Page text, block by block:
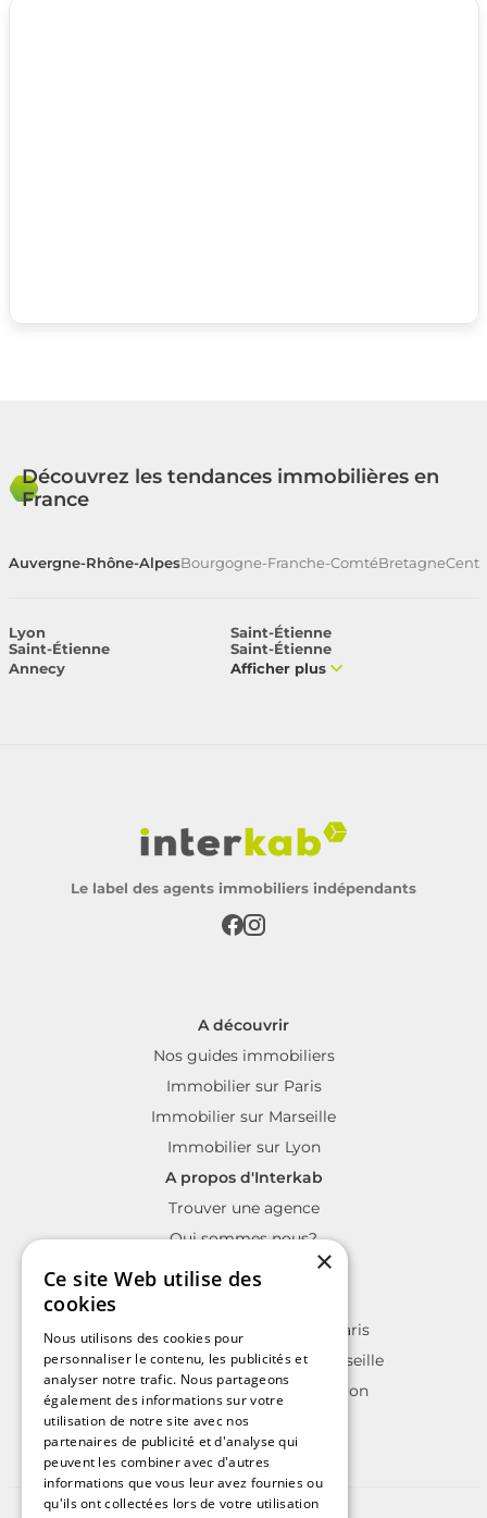
Découvrez les tendances immobilières en
France
Auvergne-Rhône-AlpesBourgogne-Franche-ComtéBretagne
Lyon
Saint-Étienne
Saint-Étienne
Saint-Étienne
Annecy
Afficher plus
Le label des agents immobiliers indépendants
A découvrir
Nos guides immobiliers
Immobilier sur Paris
Immobilier sur Marseille
Immobilier sur Lyon
A propos d'Interkab
Trouver une agence
Qui sommes nous?
La charte Interkab
Annonces immobilières sur Paris
Annonces immobilières sur Marseille
Annonces immobilières sur Lyon
×
Ce site Web utilise des
cookies
Nous utilisons des cookies pour
personnaliser le contenu, les publicités et
analyser notre trafic. Nous partageons
également des informations sur votre
utilisation de notre site avec nos
partenaires de publicité et d'analyse qui
peuvent les combiner avec d'autres
informations que vous leur avez fournies ou
qu'ils ont collectées lors de votre utilisation